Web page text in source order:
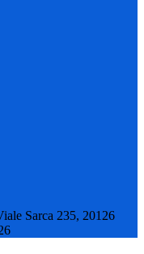
Sarca 235, 20126